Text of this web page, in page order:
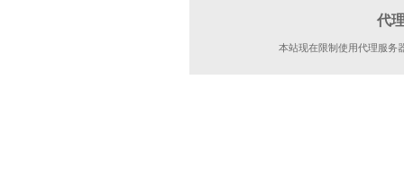
代
本站现在限制使用代理服务